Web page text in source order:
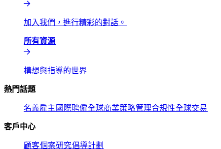
加入我們，進行精彩的對話。​​
所有資源​​
構想與指導的世界​​
熱門話題​​
名義雇主​​ 國際聘僱​​全球商業策略​​管理合規性​​全球交易​​
客戶中心​​
顧客​​個案研究​​倡導計劃​​